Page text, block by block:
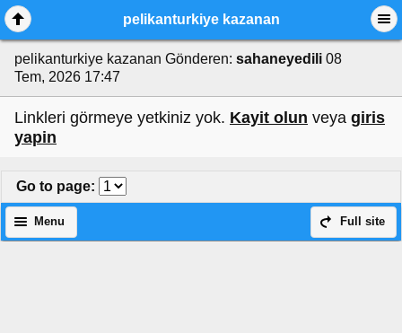
pelikanturkiye kazanan
pelikanturkiye kazanan Gönderen: sahaneyedili 08
Tem, 2026 17:47
Linkleri görmeye yetkiniz yok. Kayit olun veya giris
yapin
Go to page:
Full site
Menu